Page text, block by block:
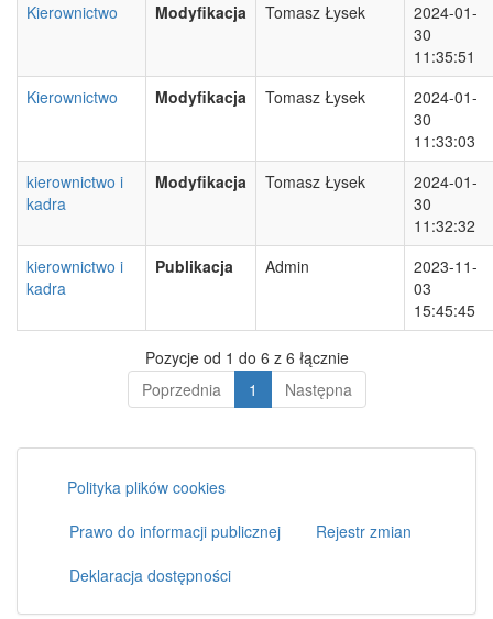
Kierownictwo
Modyfikacja Tomasz Łysek
2024-01-
30
11:35:51
Kierownictwo
Modyfikacja Tomasz Łysek
2024-01-
30
11:33:03
kierownictwo i
kadra
Modyfikacja Tomasz Łysek
2024-01-
30
11:32:32
kierownictwo i
kadra
Publikacja Admin
2023-11-
03
15:45:45
Pozycje od 1 do 6 z 6 łącznie
Poprzednia
1 Następna
Polityka plików cookies
Prawo do informacji publicznej
Rejestr zmian
Deklaracja dostępności